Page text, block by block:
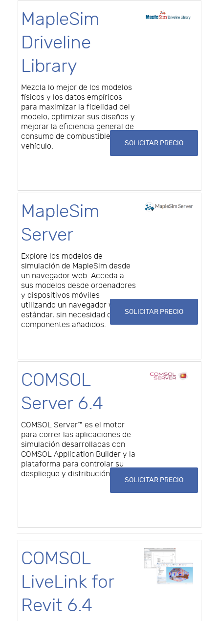
MapleSim
Driveline
Library
Mezcla lo mejor de los modelos
físicos y los datos empíricos
para maximizar la fidelidad del
modelo, optimizar sus diseños y
mejorar la eficiencia general de
consumo de combustible del
vehículo.
SOLICITAR PRECIO
MapleSim
Server
Explore los modelos de
simulación de MapleSim desde
un navegador web. Acceda a
sus modelos desde ordenadores
y dispositivos móviles
utilizando un navegador web
estándar, sin necesidad de
componentes añadidos.
SOLICITAR PRECIO
COMSOL
Server 6.4
COMSOL Server™ es el motor
para correr las aplicaciones de
simulación desarrolladas con
COMSOL Application Builder y la
plataforma para controlar su
despliegue y distribución.
SOLICITAR PRECIO
COMSOL
LiveLink for
Revit 6.4